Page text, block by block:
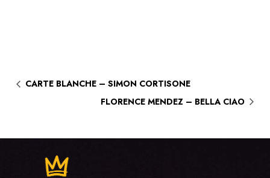
CARTE BLANCHE – SIMON CORTISONE
FLORENCE MENDEZ – BELLA CIAO